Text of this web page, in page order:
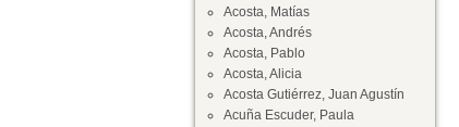
Acosta, Matías
Acosta, Andrés
Acosta, Pablo
Acosta, Alicia
Acosta Gutiérrez, Juan Agustín
Acuña Escuder, Paula